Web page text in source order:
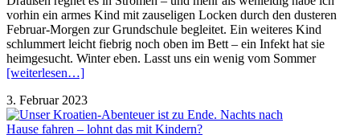
vorhin ein armes Kind mit zauseligen Locken durch den dusteren
Februar-Morgen zur Grundschule begleitet. Ein weiteres Kind
schlummert leicht fiebrig noch oben im Bett – ein Infekt hat sie
heimgesucht. Winter eben. Lasst uns ein wenig vom Sommer
[weiterlesen…]
3. Februar 2023